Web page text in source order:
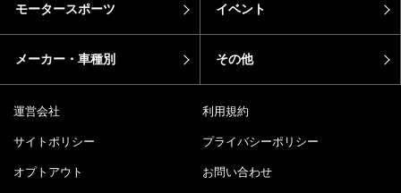
モータースポーツ イベント
メーカー・車種別 その他
運営会社 利用規約
サイトポリシー プライバシーポリシー
オプトアウト お問い合わせ